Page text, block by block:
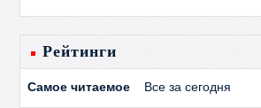
Рейтинги
Самое читаемое Все за сегодня